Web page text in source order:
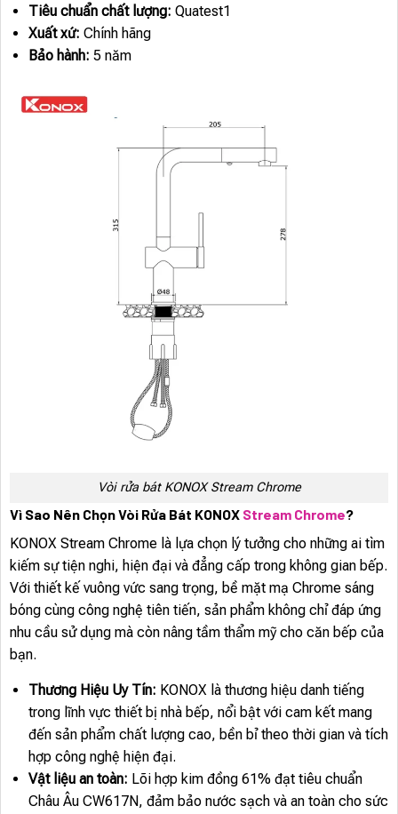
Tiêu chuẩn chất lượng: Quatest1
Xuất xứ: Chính hãng
Bảo hành: 5 năm
Vòi rửa bát KONOX Stream Chrome
Vì Sao Nên Chọn Vòi Rửa Bát KONOX Stream Chrome?
KONOX Stream Chrome là lựa chọn lý tưởng cho những ai tìm
kiếm sự tiện nghi, hiện đại và đẳng cấp trong không gian bếp.
Với thiết kế vuông vức sang trọng, bề mặt mạ Chrome sáng
bóng cùng công nghệ tiên tiến, sản phẩm không chỉ đáp ứng
nhu cầu sử dụng mà còn nâng tầm thẩm mỹ cho căn bếp của
bạn.
Thương Hiệu Uy Tín: KONOX là thương hiệu danh tiếng
trong lĩnh vực thiết bị nhà bếp, nổi bật với cam kết mang
đến sản phẩm chất lượng cao, bền bỉ theo thời gian và tích
hợp công nghệ hiện đại.
Vật liệu an toàn: Lõi hợp kim đồng 61% đạt tiêu chuẩn
Châu Âu CW617N, đảm bảo nước sạch và an toàn cho sức